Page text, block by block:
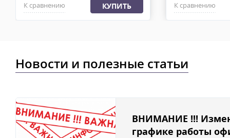
К сравнению КУПИТЬ К сравнению
Новости и полезные статьи
ВНИМАНИЕ !!!
графике работы